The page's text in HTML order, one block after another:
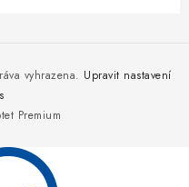
Premium
vyhrazena. Upravit nastavení